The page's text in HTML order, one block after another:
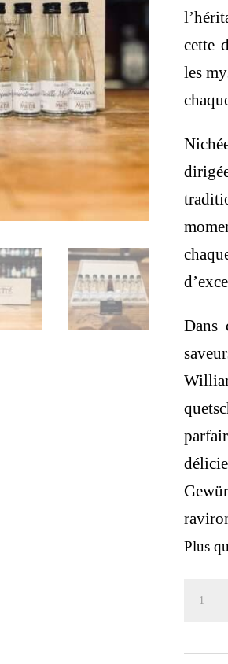
cette
les
Dans
Plus
quantité